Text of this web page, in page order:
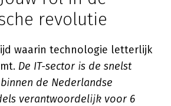
revolutie
waarin technologie letterlijk
De IT-sector is de snelst
de Nederlandse
verantwoordelijk voor 6